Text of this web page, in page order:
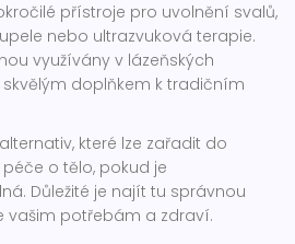
přístroje pro uvolnění svalů,
nebo ultrazvuková terapie.
využívány v lázeňských
doplňkem k tradičním
které lze zařadit do
o tělo, pokud je
Důležité je najít tu správnou
vašim potřebám a zdraví.